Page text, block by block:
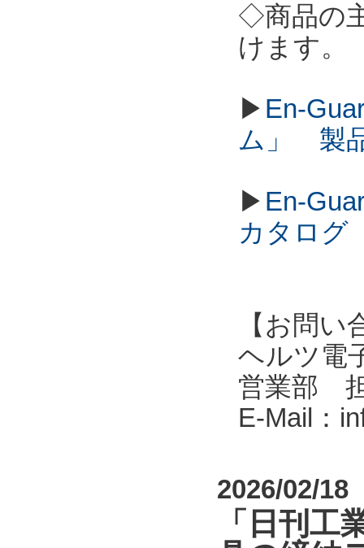
◇商品の
けます。
▶ En-
ム」 製
▶ En-
カタログ
【お問い
ヘルツ電
営業部
E-Mail：
2026/02/18
「日刊工